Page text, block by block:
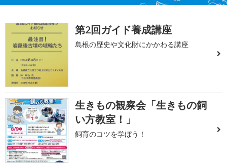
第2回ガイド養成講座
島根の歴史や文化財にかかわる講座
生きもの観察会「生きもの飼
い方教室！」
飼育のコツを学ぼう！